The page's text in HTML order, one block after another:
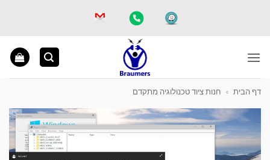
דף הבית » חנות ציוד טכנולוגיה מתקדם